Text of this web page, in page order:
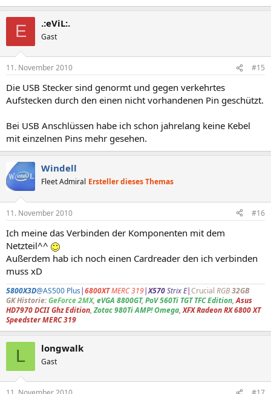
E .:eViL:.
Gast
11. November 2010 #15
Die USB Stecker sind genormt und gegen verkehrtes
Aufstecken durch den einen nicht vorhandenen Pin geschützt.
Bei USB Anschlüssen habe ich schon jahrelang keine Kebel
mit einzelnen Pins mehr gesehen.
Windell
Fleet Admiral Ersteller dieses Themas
11. November 2010 #16
Ich meine das Verbinden der Komponenten mit dem
Netzteil^^
Außerdem hab ich noch einen Cardreader den ich verbinden
muss xD
5800X3D@AS500 Plus|6800XTMERC 319|X570Strix E|Crucial RGB32GB
GK Historie:GeForce 2MX, eVGA 8800GT, PoV 560Ti TGT TFC Edition,Asus
HD7970 DCII Ghz Edition,Zotac 980Ti AMP! Omega,XFX Radeon RX 6800 XT
Speedster MERC 319
L longwalk
Gast